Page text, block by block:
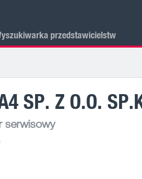
przedstawicielstw
SP. Z O.O.
serwisowy